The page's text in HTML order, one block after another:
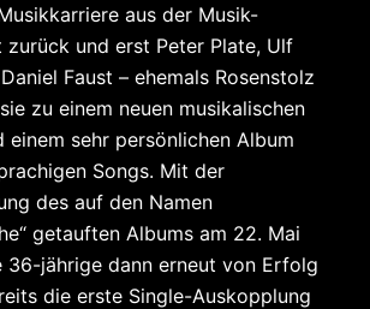
aus der Musik-
und erst Peter Plate, Ulf
Faust – ehemals Rosenstolz
zu einem neuen musikalischen
einem sehr persönlichen Album
Songs. Mit der
des auf den Namen
getauften Albums am 22. Mai
36-jährige dann erneut von Erfolg
die erste Single-Auskopplung